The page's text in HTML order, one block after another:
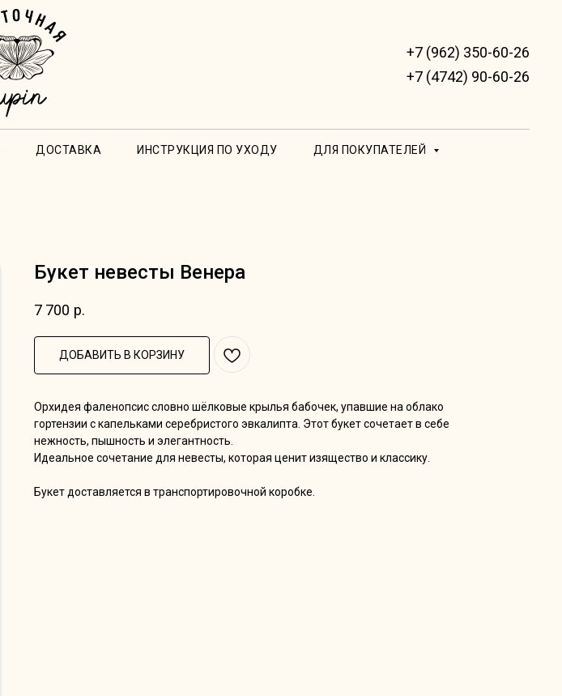
+7 (962) 350-60-26
+7 (4742) 90-60-26
ДОСТАВКА ИНСТРУКЦИЯ ПО УХОДУ ДЛЯ ПОКУПАТЕЛЕЙ
Букет невесты Венера
7 700 р.
ДОБАВИТЬ В КОРЗИНУ
Орхидея фаленопсис словно шёлковые крылья бабочек, упавшие на облако
гортензии с капельками серебристого эвкалипта. Этот букет сочетает в себе
нежность, пышность и элегантность.
Идеальное сочетание для невесты, которая ценит изящество и классику.
Букет доставляется в транспортировочной коробке.